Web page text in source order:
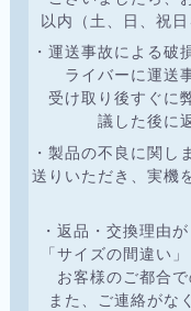
以内（土、日、祝
・運送事故による破
ライバーに運送
受け取り後すぐに
議した後に
・製品の不良に関し
送りいただき、実機
・返品・交換理由
「サイズの間違い
お客様のご都合で
また、ご連絡がな